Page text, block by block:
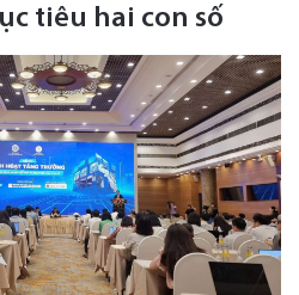
tiêu hai con số